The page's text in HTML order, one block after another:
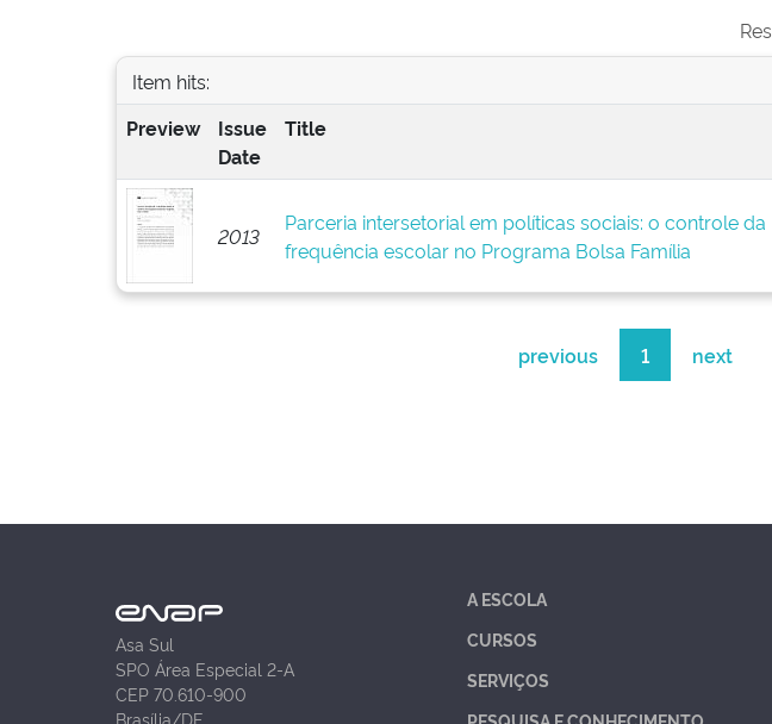
Item hits:
Preview
Issue
Date
Title
2013
Parceria intersetorial em políticas sociais: o controle da
frequência escolar no Programa Bolsa Família
previous 1 next
Asa Sul
SPO Área Especial 2-A
CEP 70.610-900
Brasília/DF
A ESCOLA
CURSOS
SERVIÇOS